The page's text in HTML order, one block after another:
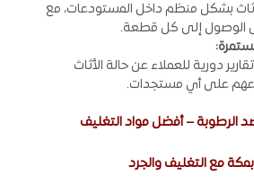
بشكل منظم داخل المستودعات، مع
الوصول إلى كل قطعة.
:
دورية للعملاء عن حالة الأثاث
على أي مستجدات.
– أفضل مواد التغليف
مع التغليف والجرد